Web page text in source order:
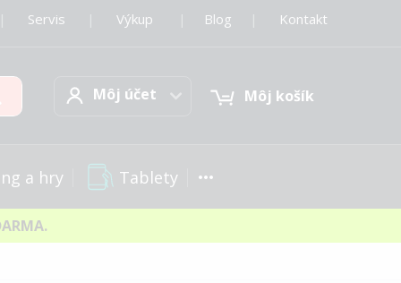
Servis Výkup Blog Kontakt
Môj účetMôj účet Môj košík
a hry Tablety